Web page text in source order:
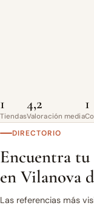
1
Tiendas
4,2
Valoración media
1
DIRECTORIO
Encuentra
en Vilanova
Las referencias más